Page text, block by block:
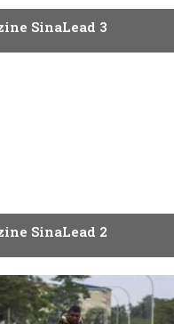
SinaLead 3
SinaLead 2